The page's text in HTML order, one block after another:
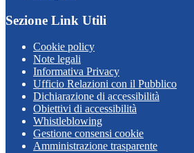
Sezione Link Utili
Cookie policy
Note legali
Informativa Privacy
Ufficio Relazioni con il Pubblico
Dichiarazione di accessibilità
Obiettivi di accessibilità
Whistleblowing
Gestione consensi cookie
Amministrazione trasparente